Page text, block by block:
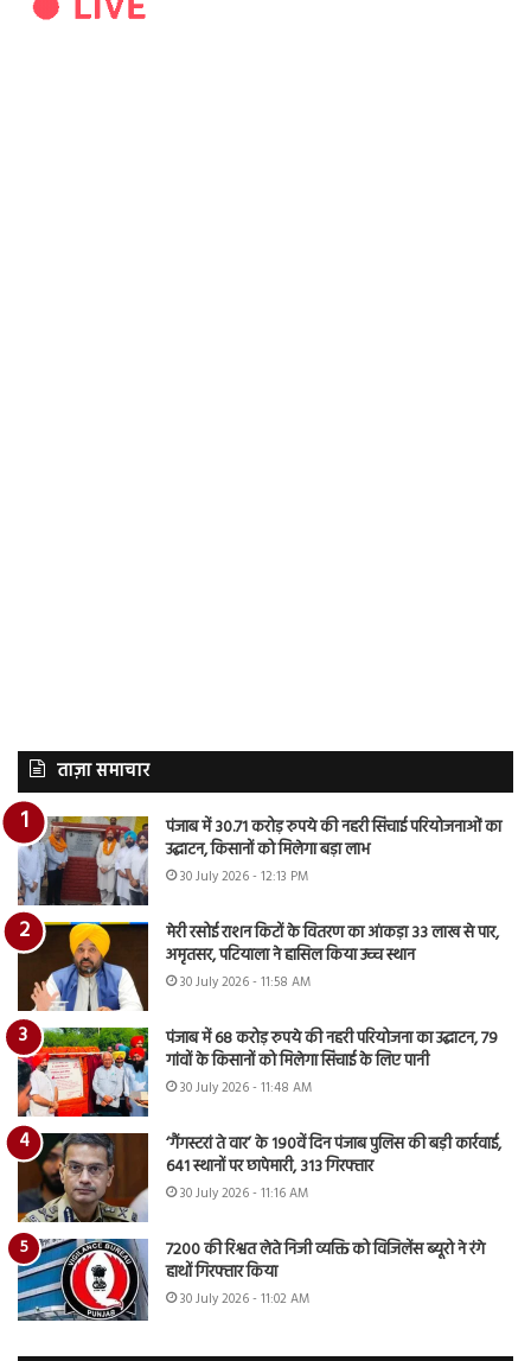
ताज़ा समाचार
पंजाब में 30.71 करोड़ रुपये की नहरी सिंचाई परियोजनाओं का
उद्घाटन, किसानों को मिलेगा बड़ा लाभ
30 July 2026 - 12:13 PM
मेरी रसोई राशन किटों के वितरण का आंकड़ा 33 लाख से पार,
अमृतसर, पटियाला ने हासिल किया उच्च स्थान
30 July 2026 - 11:58 AM
पंजाब में 68 करोड़ रुपये की नहरी परियोजना का उद्घाटन, 79
गांवों के किसानों को मिलेगा सिंचाई के लिए पानी
30 July 2026 - 11:48 AM
‘गैंगस्टरां ते वार’ के 190वें दिन पंजाब पुलिस की बड़ी कार्रवाई,
641 स्थानों पर छापेमारी, 313 गिरफ्तार
30 July 2026 - 11:16 AM
7200 की रिश्वत लेते निजी व्यक्ति को विजिलेंस ब्यूरो ने रंगे
हाथों गिरफ्तार किया
30 July 2026 - 11:02 AM